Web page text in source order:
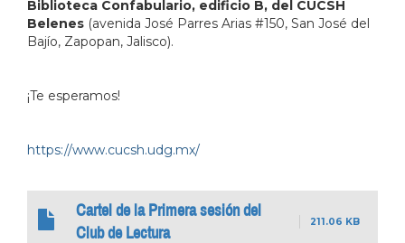
Biblioteca Confabulario, edificio B, del CUCSH
Belenes (avenida José Parres Arias #150, San José del
Bajío, Zapopan, Jalisco).
¡Te esperamos!
https://www.cucsh.udg.mx/
Cartel de la Primera sesión del
Club de Lectura
211.06 KB